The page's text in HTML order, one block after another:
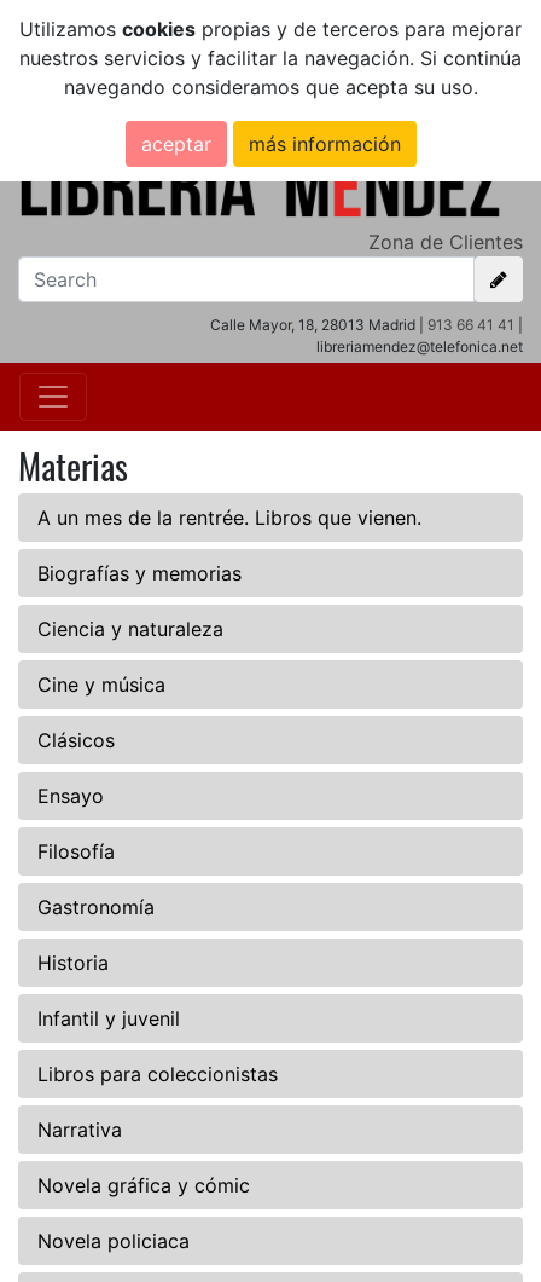
Utilizamos cookies propias y de terceros para mejorar
nuestros servicios y facilitar la navegación. Si continúa
navegando consideramos que acepta su uso.
aceptar más información
Zona de Clientes
Calle Mayor, 18, 28013 Madrid | 913 66 41 41
libreriamendez@telefonica.net
Materias
A un mes de la rentrée. Libros que vienen.
Biografías y memorias
Ciencia y naturaleza
Cine y música
Clásicos
Ensayo
Filosofía
Gastronomía
Historia
Infantil y juvenil
Libros para coleccionistas
Narrativa
Novela gráfica y cómic
Novela policiaca